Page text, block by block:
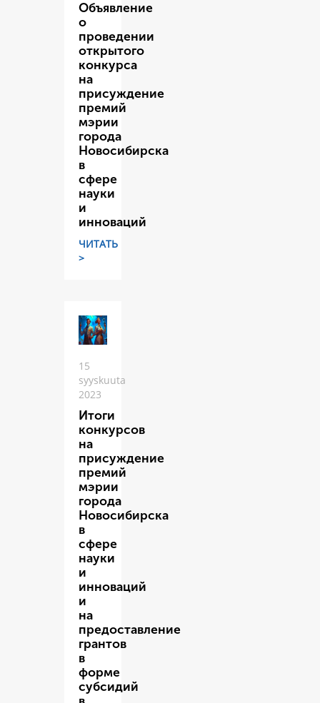
Объявление
о
проведении
открытого
конкурса
на
присуждение
премий
мэрии
города
Новосибирска
в
сфере
науки
и
инноваций
ЧИТАТЬ
>
15
syyskuuta
2023
Итоги
конкурсов
на
присуждение
премий
мэрии
города
Новосибирска
в
сфере
науки
и
инноваций
и
на
предоставление
грантов
в
форме
субсидий